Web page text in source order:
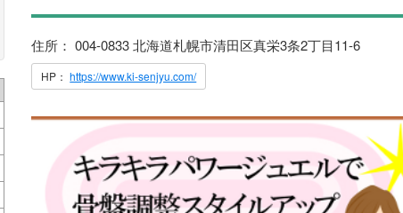
住所： 004-0833 北海道札幌市清田区真栄3条2丁目11-6
HP：https://www.ki-senjyu.com/